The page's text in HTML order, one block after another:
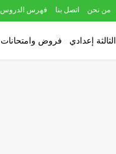
من نحن اتصل بنا فهرس الدروس
الثالثة إعدادي فروض وامتحانات